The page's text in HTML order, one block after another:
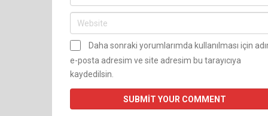
Daha sonraki yorumlarımda kullanılması için
e-posta adresim ve site adresim bu tarayıcıya
kaydedilsin.